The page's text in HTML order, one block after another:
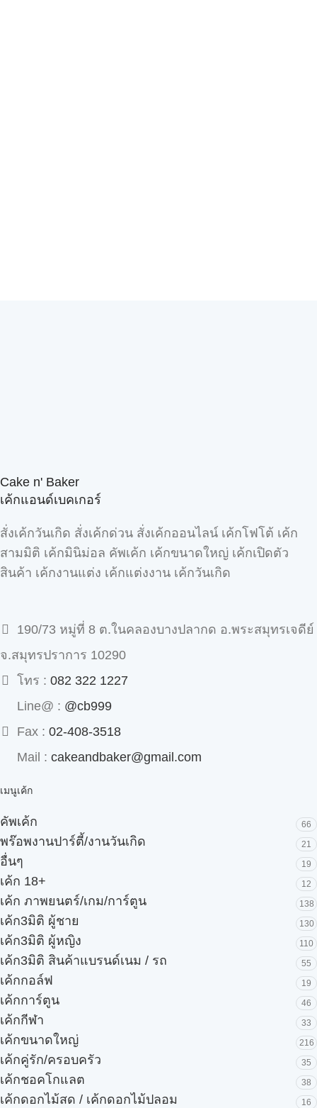
Cake n' Baker
เค้กแอนด์เบคเกอร์
สั่งเค้กวันเกิด สั่งเค้กด่วน สั่งเค้กออนไลน์ เค้กโฟโต้ เค้ก
สามมิติ เค้กมินิม่อล คัพเค้ก เค้กขนาดใหญ่ เค้กเปิดตัว
สินค้า เค้กงานแต่ง เค้กแต่งงาน เค้กวันเกิด
190/73 หมู่ที่ 8 ต.ในคลองบางปลากด อ.พระสมุทรเจดีย์
จ.สมุทรปราการ 10290
โทร : 082 322 1227
Line@ : @cb999
Fax : 02-408-3518
Mail : cakeandbaker@gmail.com
เมนูเค้ก
คัพเค้ก 66
พร๊อพงานปาร์ตี้/งานวันเกิด 21
อื่นๆ 19
เค้ก 18+ 12
เค้ก ภาพยนตร์/เกม/การ์ตูน 138
เค้ก3มิติ ผู้ชาย 130
เค้ก3มิติ ผู้หญิง 110
เค้ก3มิติ สินค้าแบรนด์เนม / รถ 55
เค้กกอล์ฟ 19
เค้กการ์ตูน 46
เค้กกีฬา 33
เค้กขนาดใหญ่ 216
เค้กคู่รัก/ครอบครัว 35
เค้กชอคโกแลต 38
เค้กดอกไม้สด / เค้กดอกไม้ปลอม 16